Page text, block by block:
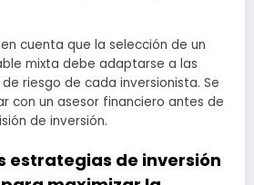
cuenta que la selección de un
mixta debe adaptarse a las
riesgo de cada inversionista. Se
con un asesor financiero antes de
de inversión.
estrategias de inversión